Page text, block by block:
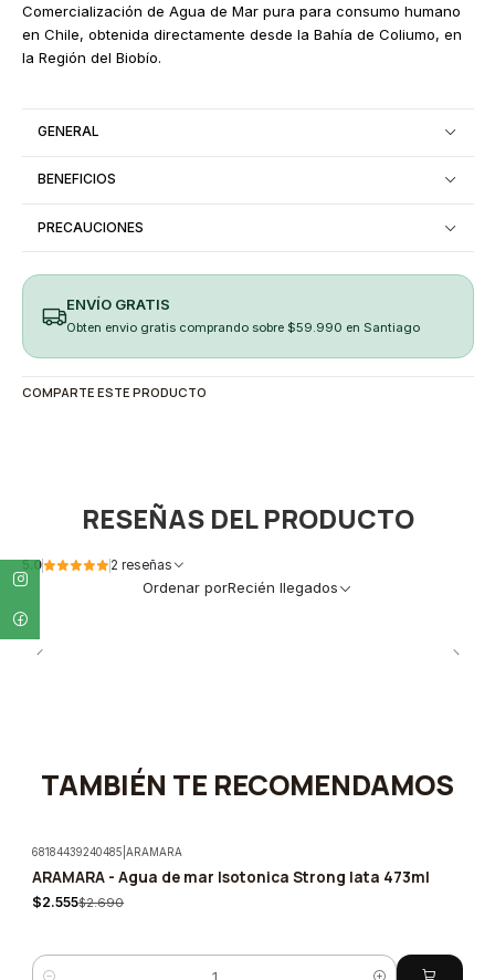
Comercialización de Agua de Mar pura para consumo humano
en Chile, obtenida directamente desde la Bahía de Coliumo, en
la Región del Biobío.
GENERAL
BENEFICIOS
PRECAUCIONES
ENVÍO GRATIS
Obten envio gratis comprando sobre $59.990 en Santiago
COMPARTE ESTE PRODUCTO
RESEÑAS DEL PRODUCTO
5.0 2 reseñas
Ordenar porRecién llegados
TAMBIÉN TE RECOMENDAMOS
-5%
68184439240485 |ARAMARA
ARAMARA - Agua de mar Isotonica Strong lata 473ml
$2.555$2.690